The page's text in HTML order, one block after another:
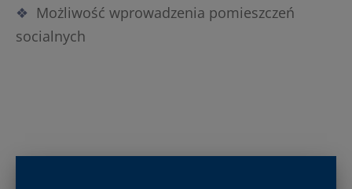
Możliwość wprowadzenia pomieszczeń
socialnych